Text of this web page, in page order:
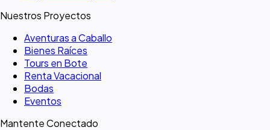
Nuestros Proyectos
Aventuras a Caballo
Bienes Raíces
Tours en Bote
Renta Vacacional
Bodas
Eventos
Mantente Conectado